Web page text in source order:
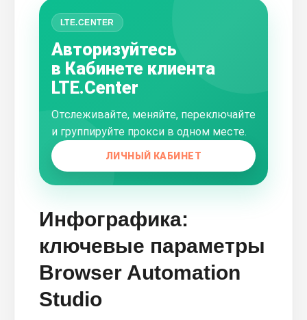
LTE.CENTER
Авторизуйтесь
в Кабинете клиента
LTE.Center
Отслеживайте, меняйте, переключайте
и группируйте прокси в одном месте.
ЛИЧНЫЙ КАБИНЕТ
Инфографика:
ключевые параметры
Browser Automation
Studio